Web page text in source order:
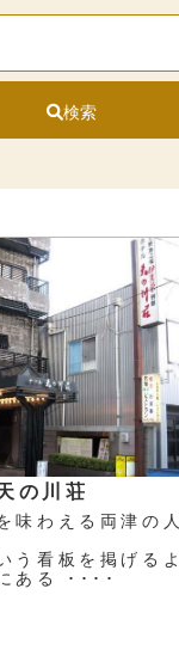
検索
の川荘
味わえる両津の人
う看板を掲げるよ
ある ････